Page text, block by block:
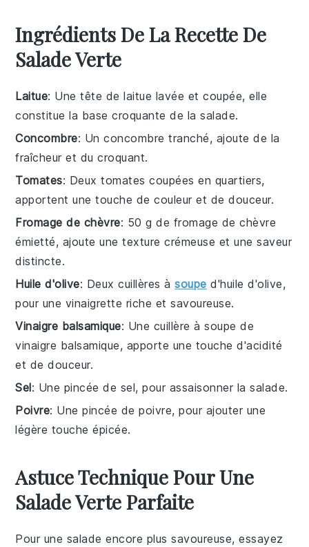
Ingrédients De La Recette De
Salade Verte
Laitue: Une tête de laitue lavée et coupée, elle
constitue la base croquante de la salade.
Concombre: Un concombre tranché, ajoute de la
fraîcheur et du croquant.
Tomates: Deux tomates coupées en quartiers,
apportent une touche de couleur et de douceur.
Fromage de chèvre: 50 g de fromage de chèvre
émietté, ajoute une texture crémeuse et une saveur
distincte.
Huile d'olive: Deux cuillères àsoupe d'huile d'olive,
pour une vinaigrette riche et savoureuse.
Vinaigre balsamique: Une cuillère à soupe de
vinaigre balsamique, apporte une touche d'acidité
et de douceur.
Sel: Une pincée de sel, pour assaisonner la salade.
Poivre: Une pincée de poivre, pour ajouter une
légère touche épicée.
Astuce Technique Pour Une
Salade Verte Parfaite
Pour une salade encore plus savoureuse, essayez